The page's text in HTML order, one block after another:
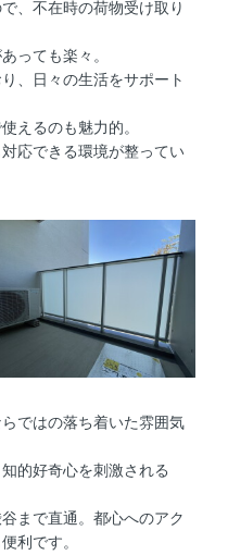
、不在時の荷物受け取り
っても楽々。
、日々の生活をサポート
えるのも魅力的。
応できる環境が整ってい
ではの落ち着いた雰囲気
的好奇心を刺激される
まで直通。都心へのアク
利です。